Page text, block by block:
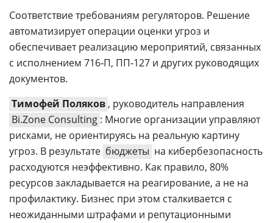
Соответствие требованиям регуляторов. Решение
автоматизирует операции оценки угроз и
обеспечивает реализацию мероприятий, связанных
с исполнением 716‑П, ПП‑127 и других руководящих
документов.
Тимофей Поляков , руководитель направления
Bi.Zone Consulting : Многие организации управляют
рисками, не ориентируясь на реальную картину
угроз. В результате бюджеты на кибербезопасность
расходуются неэффективно. Как правило, 80%
ресурсов закладывается на реагирование, а не на
профилактику. Бизнес при этом сталкивается с
неожиданными штрафами и репутационными